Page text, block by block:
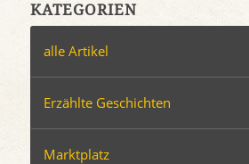
KATEGORIEN
alle Artikel
Erzählte Geschichten
Marktplatz